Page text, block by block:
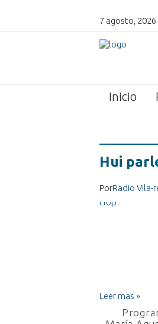
7 agosto, 2026
Inicio
Hui
PorRadio Vila-
Leer mas »